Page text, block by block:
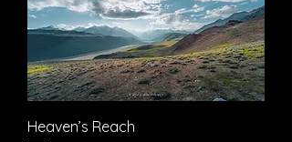
Heaven’s Reach